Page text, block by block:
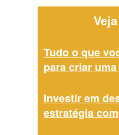
Tudo o que
para criar
Investir em
estratégia